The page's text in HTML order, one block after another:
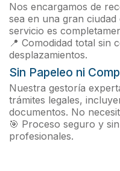
Nos encargamos de
sea en una gran
servicio es
📍 Comodidad total sin
desplazamientos.
Sin Papeleo ni
Nuestra gestoría
trámites legales,
documentos. No
🎯 Proceso seguro y
profesionales.